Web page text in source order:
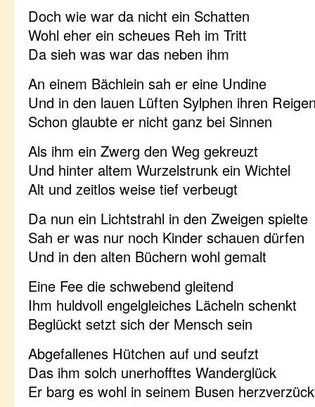
Doch wie war da nicht ein Schatten
Wohl eher ein scheues Reh im Tritt
Da sieh was war das neben ihm
An einem Bächlein sah er eine Undine
Und in den lauen Lüften Sylphen ihren
Schon glaubte er nicht ganz bei Sinnen
Als ihm ein Zwerg den Weg gekreuzt
Und hinter altem Wurzelstrunk ein Wichtel
Alt und zeitlos weise tief verbeugt
Da nun ein Lichtstrahl in den Zweigen spielte
Sah er was nur noch Kinder schauen dürfen
Und in den alten Büchern wohl gemalt
Eine Fee die schwebend gleitend
Ihm huldvoll engelgleiches Lächeln schenkt
Beglückt setzt sich der Mensch sein
Abgefallenes Hütchen auf und seufzt
Das ihm solch unerhofftes Wanderglück
Er barg es wohl in seinem Busen